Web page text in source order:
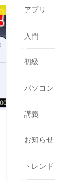
アプリ
入門
初級
パソコン
講義
お知らせ
トレンド